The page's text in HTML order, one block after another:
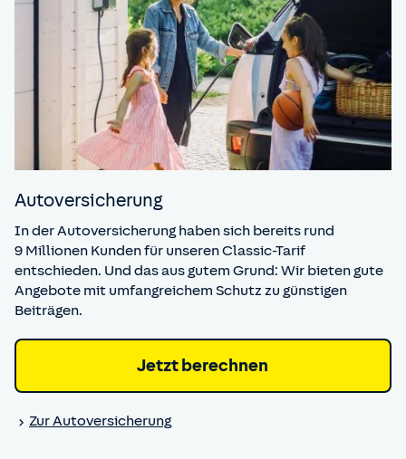
Auto­versicherung
In der Autoversicherung haben sich bereits rund
9 Millionen Kunden für unseren Classic-Tarif
entschieden. Und das aus gutem Grund: Wir bieten gute
Angebote mit umfangreichem Schutz zu günstigen
Beiträgen.
Jetzt berechnen
Zur Auto­versicherung